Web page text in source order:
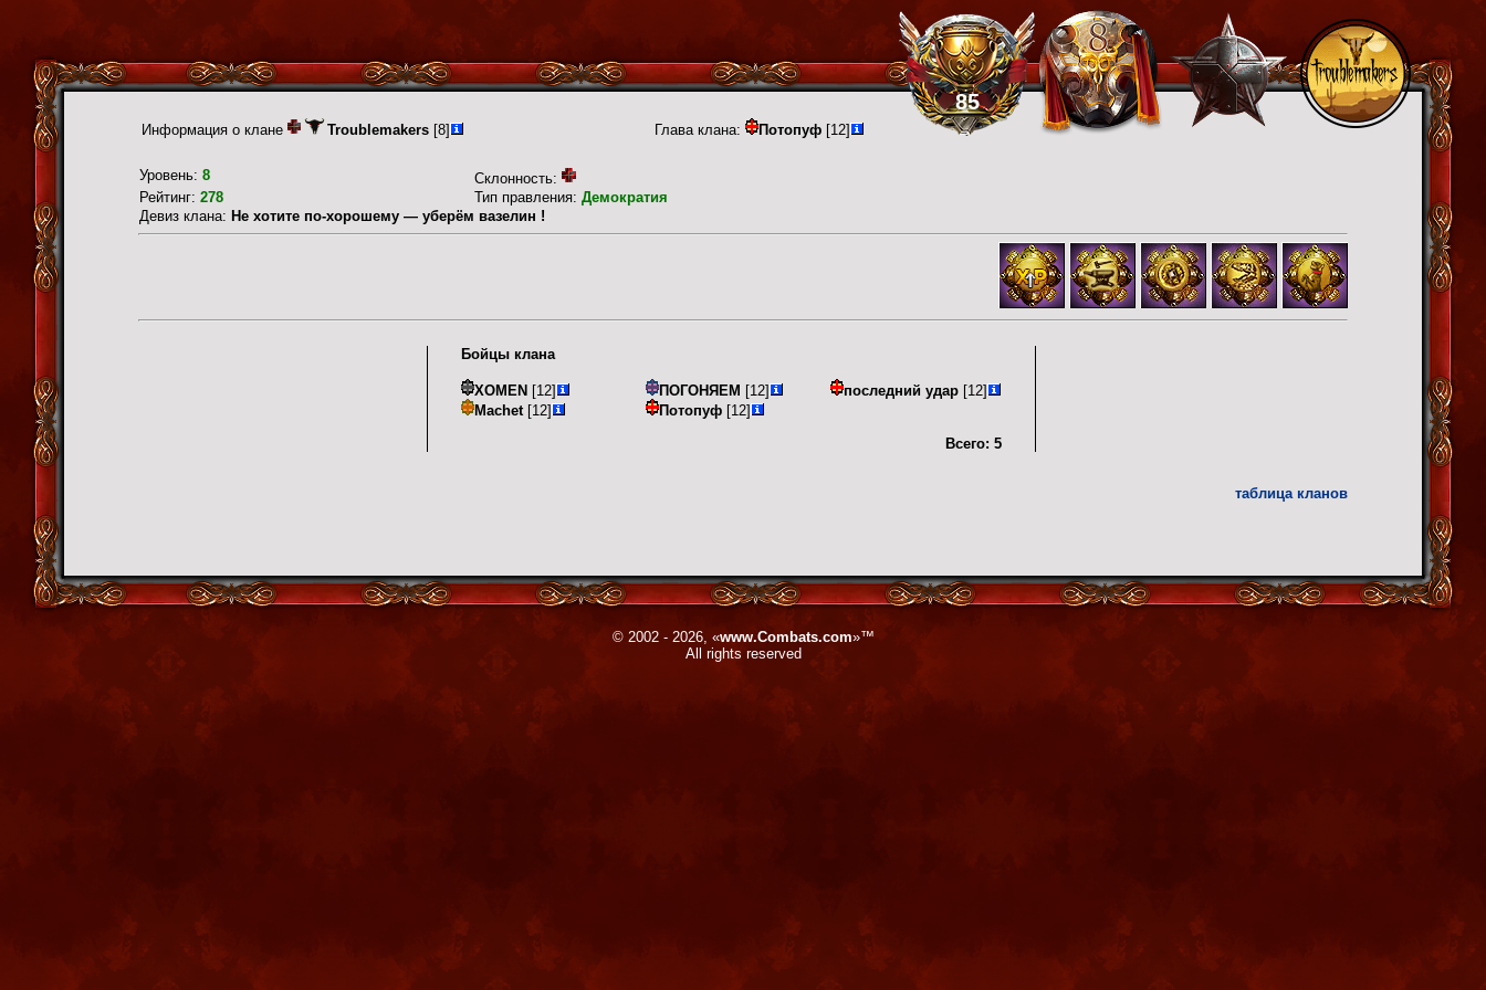
85
Информация о клане Troublemakers [8] Глава клана: Потопуф [12]
Уровень: 8
Склонность:
Рейтинг: 278 Тип правления: Демократия
Девиз клана: Не хотите по-хорошему — уберём вазелин !
Бойцы клана
XOMEN [12]
Machet [12]
ПОГОНЯЕМ [12]
Потопуф [12]
последний удар [12]
Всего: 5
таблица кланов
© 2002 - 2026, «www.Combats.com»™
All rights reserved